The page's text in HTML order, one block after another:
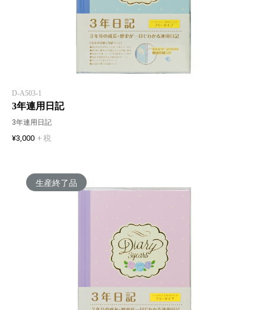
D-A503-1
3年連用日記
3年連用日記
¥3,000 + 税
生産終了品